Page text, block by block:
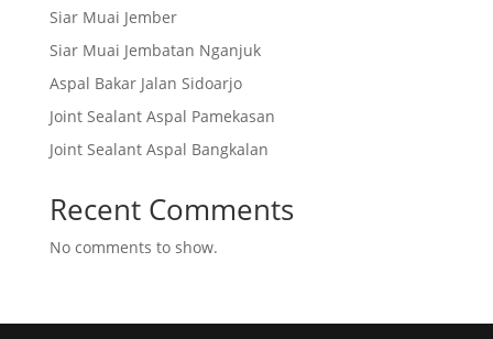
Siar Muai Jember
Siar Muai Jembatan Nganjuk
Aspal Bakar Jalan Sidoarjo
Joint Sealant Aspal Pamekasan
Joint Sealant Aspal Bangkalan
Recent Comments
No comments to show.